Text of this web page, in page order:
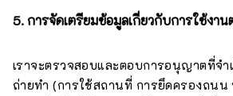
5. การจัดเตรียมข้อมูลเกี่ยวกับการใช้งาน
เราจะตรวจสอบและตอบการอนุญาตที่จำ
ถ่ายทำ (การใช้สถานที่ การยึดครองถนน